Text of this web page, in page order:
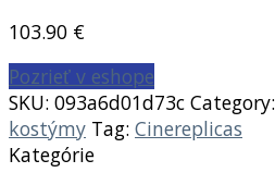
103.90 €
Pozrieť v eshope
SKU: 093a6d01d73c Category:
kostýmy Tag: Cinereplicas
Kategórie